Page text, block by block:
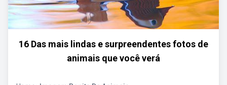
16 Das mais lindas e surpreendentes fotos de
animais que você verá